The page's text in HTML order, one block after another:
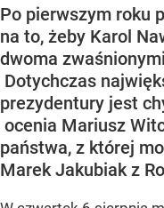
Po pierwszym roku
na to, żeby Karol
dwoma
Dotychczas
prezydentury jest
ocenia Mariusz
państwa, z której
Marek Jakubiak z